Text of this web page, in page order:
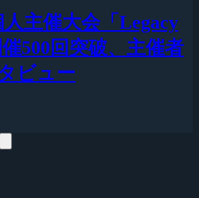
主催大会「Legacy
500回突破、主催者
ビュー